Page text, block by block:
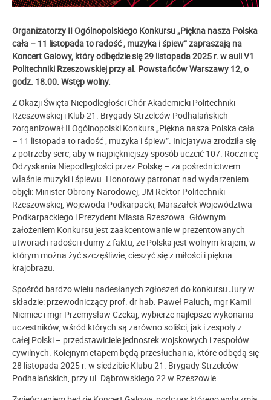
Organizatorzy II Ogólnopolskiego Konkursu „Piękna nasza Polska
cała – 11 listopada to radość , muzyka i śpiew” zapraszają na
Koncert Galowy, który odbędzie się 29 listopada 2025 r. w auli V1
Politechniki Rzeszowskiej przy al. Powstańców Warszawy 12, o
godz. 18.00. Wstęp wolny.
Z Okazji Święta Niepodległości Chór Akademicki Politechniki
Rzeszowskiej i Klub 21. Brygady Strzelców Podhalańskich
zorganizował II Ogólnopolski Konkurs „Piękna nasza Polska cała
– 11 listopada to radość , muzyka i śpiew”. Inicjatywa zrodziła się
z potrzeby serc, aby w najpiękniejszy sposób uczcić 107. Rocznicę
Odzyskania Niepodległości przez Polskę – za pośrednictwem
właśnie muzyki i śpiewu. Honorowy patronat nad wydarzeniem
objęli: Minister Obrony Narodowej, JM Rektor Politechniki
Rzeszowskiej, Wojewoda Podkarpacki, Marszałek Województwa
Podkarpackiego i Prezydent Miasta Rzeszowa. Głównym
założeniem Konkursu jest zaakcentowanie w prezentowanych
utworach radości i dumy z faktu, że Polska jest wolnym krajem, w
którym można żyć szczęśliwie, cieszyć się z miłości i piękna
krajobrazu.
Spośród bardzo wielu nadesłanych zgłoszeń do konkursu Jury w
składzie: przewodniczący prof. dr hab. Paweł Paluch, mgr Kamil
Niemiec i mgr Przemysław Czekaj, wybierze najlepsze wykonania
uczestników, wśród których są zarówno soliści, jak i zespoły z
całej Polski – przedstawiciele jednostek wojskowych i zespołów
cywilnych. Kolejnym etapem będą przesłuchania, które odbędą się
28 listopada 2025 r. w siedzibie Klubu 21. Brygady Strzelców
Podhalańskich, przy ul. Dąbrowskiego 22 w Rzeszowie.